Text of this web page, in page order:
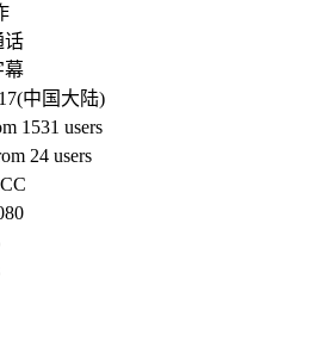
中国大陆)
1531 users
24 users